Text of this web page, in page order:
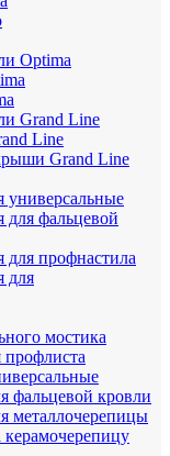
Optima
Grand Line
Line
Grand Line
универсальные
для фальцевой
для профнастила
для
мостика
фальцевой кровли
металлочерепицы